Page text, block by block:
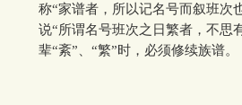
称“家谱者，所以记名号而叙班次
说“所谓名号班次之日繁者，不思
辈“紊”、“繁”时，必须修续族谱。